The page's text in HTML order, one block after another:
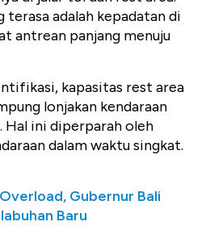
terasa adalah kepadatan di
antrean panjang menuju
kapasitas rest area
lonjakan kendaraan
Hal ini diperparah oleh
dalam waktu singkat.
Gubernur Bali
Baru